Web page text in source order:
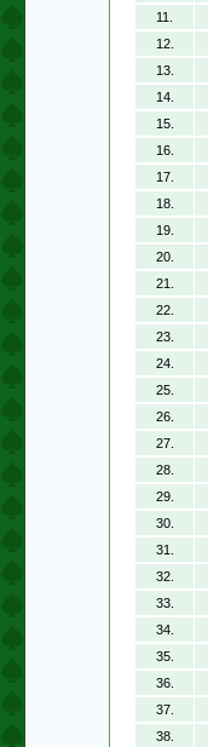
11.
12.
13.
14.
15.
16.
17.
18.
19.
20.
21.
22.
23.
24.
25.
26.
27.
28.
29.
30.
31.
32.
33.
34.
35.
36.
37.
38.